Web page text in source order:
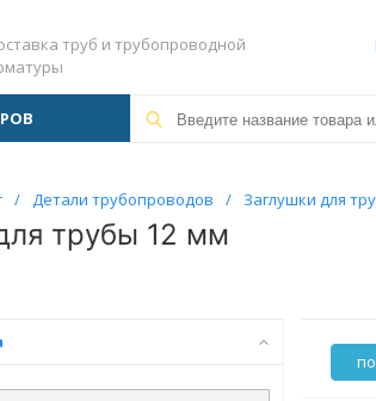
труб и трубопроводной
/ Детали трубопроводов / Заглушки для
трубы 12 мм